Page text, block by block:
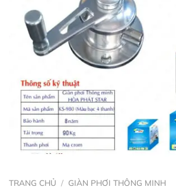
TRANG CHỦ / GIÀN PHƠI THÔNG MINH